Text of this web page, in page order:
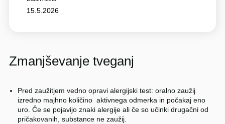
15.5.2026
Zmanjševanje tveganj
Pred zaužitjem vedno opravi alergijski test: oralno zaužij
izredno majhno količino aktivnega odmerka in počakaj eno
uro. Če se pojavijo znaki alergije ali če so učinki drugačni od
pričakovanih, substance ne zaužij.